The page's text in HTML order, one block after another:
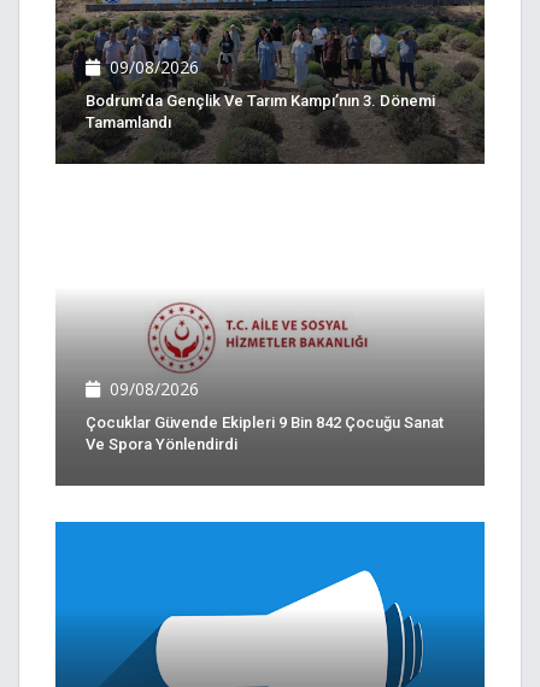
09/08/2026
Bodrum’da Gençlik Ve Tarım Kampı’nın 3. Dönemi
Tamamlandı
09/08/2026
Çocuklar Güvende Ekipleri 9 Bin 842 Çocuğu Sanat
Ve Spora Yönlendirdi